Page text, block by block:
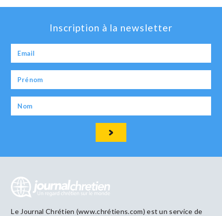
Inscription à la newsletter
Le Journal Chrétien (www.chrétiens.com) est un service de